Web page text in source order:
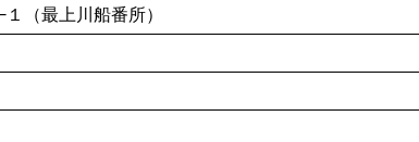
（最上川船番所）